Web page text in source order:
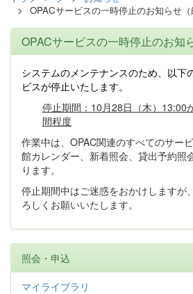
OPACサービスの一時停止のお知らせ（
OPACサービスの一時停止のお知
システムのメンテナンスのため、以下
ビスが停止いたします。
停止期間：10月28日（木）13:00
間程度
作業中は、OPAC関連のすべてのサー
館カレンダー、新着照会、貸出予約照
ります。
停止期間中はご迷惑をおかけしますが
ろしくお願いいたします。
照会・申込
マイライブラリ